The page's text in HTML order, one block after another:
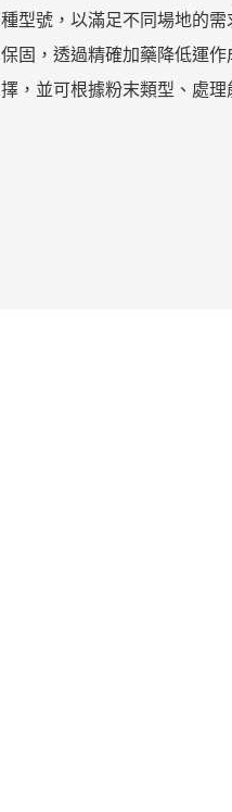
種型號，以滿足不同場地的
保固，透過精確加藥降低運
擇，並可根據粉末類型、處